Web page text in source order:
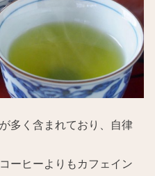
多く含まれており、自律
ーヒーよりもカフェイン